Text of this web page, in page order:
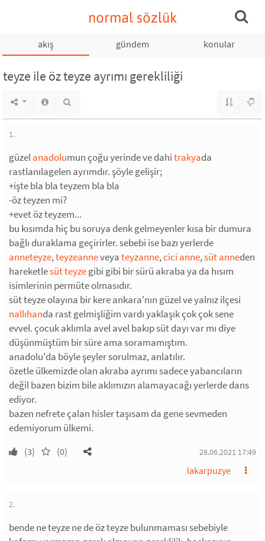
normal sözlük
akış gündem konular
teyze ile öz teyze ayrımı gerekliliği
1.
güzelanadolumun çoğu yerinde ve dahitrakyada
rastlanılagelen ayrımdır. şöyle gelişir;
+işte bla bla teyzem bla bla
-öz teyzen mi?
+evet öz teyzem...
bu kısımda hiç bu soruya denk gelmeyenler kısa bir dumura
bağlı duraklama geçirirler. sebebi ise bazı yerlerde
anneteyze,teyzeanneveyateyzanne,cici anne,süt anneden
hareketlesüt teyzegibi gibi bir sürü akraba ya da hısım
isimlerinin permüte olmasıdır.
süt teyze olayına bir kere ankara'nın güzel ve yalnız ilçesi
nallıhanda rast gelmişliğim vardı yaklaşık çok çok sene
evvel. çocuk aklımla avel avel bakıp süt dayı var mı diye
düşünmüştüm bir süre ama soramamıştım.
anadolu'da böyle şeyler sorulmaz, anlatılır.
özetle ülkemizde olan akraba ayrımı sadece yabancıların
değil bazen bizim bile aklımızın alamayacağı yerlerde dans
ediyor.
bazen nefrete çalan hisler taşısam da gene sevmeden
edemiyorum ülkemi.
(3) (0) 28.06.2021 17:49
lakarpuzye
2.
bende ne teyze ne de öz teyze bulunmaması sebebiyle